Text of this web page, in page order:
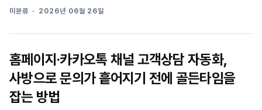
미분류 2026년 06월 26일
홈페이지·카카오톡 채널 고객상담 자동화,
사방으로 문의가 흩어지기 전에 골든타임을
잡는 방법